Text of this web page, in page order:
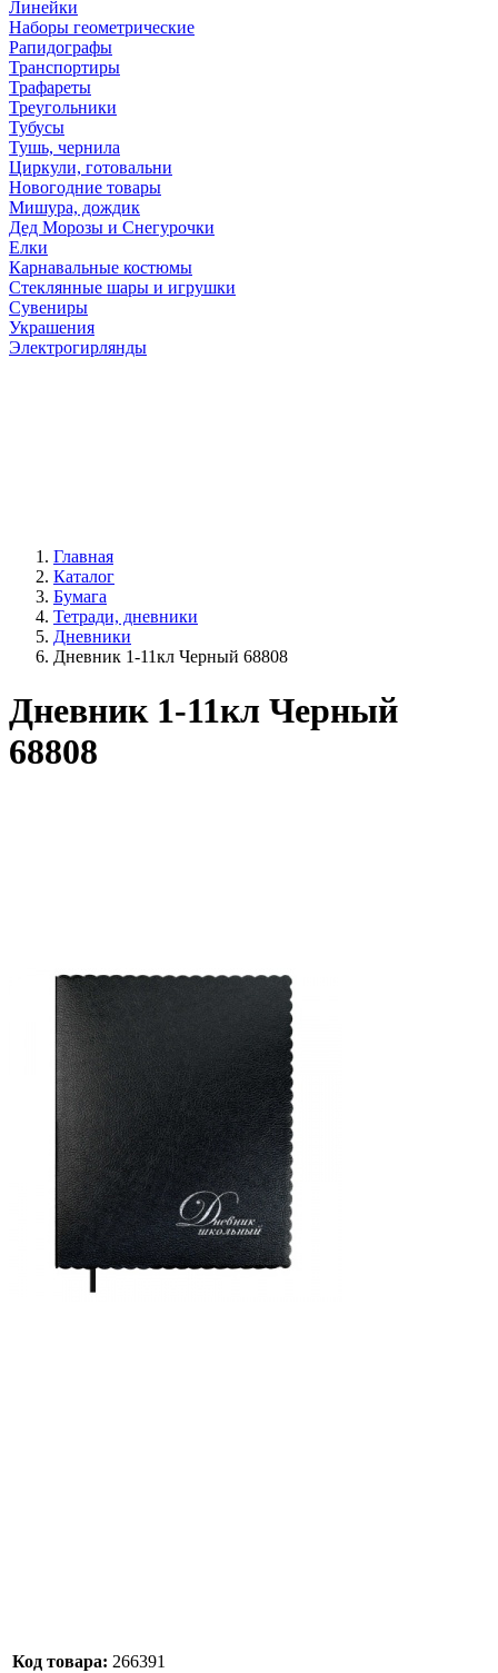
Линейки
Наборы геометрические
Рапидографы
Транспортиры
Трафареты
Треугольники
Тубусы
Тушь, чернила
Циркули, готовальни
Новогодние товары
Мишура, дождик
Дед Морозы и Снегурочки
Елки
Карнавальные костюмы
Стеклянные шары и игрушки
Сувениры
Украшения
Электрогирлянды
Главная
Каталог
Бумага
Тетради, дневники
Дневники
Дневник 1-11кл Черный 68808
Дневник 1-11кл Черный
68808
Код товара: 266391